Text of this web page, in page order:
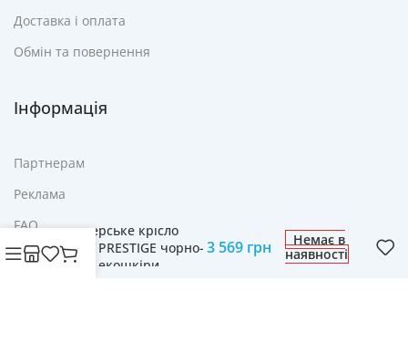
Доставка і оплата
Обмін та повернення
Інформація
Партнерам
Реклама
FAQ
Контакти
Геймерське крісло
PEGIE PRESTIGE чорно-
сіре з екошкіри
3 569 грн
Немає в
наявності